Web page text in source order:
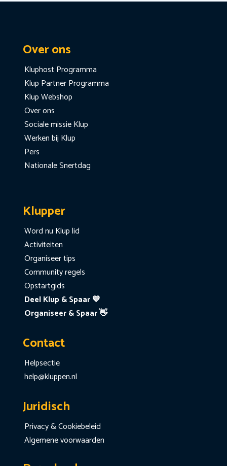
Over ons
Kluphost Programma
Klup Partner Programma
Klup Webshop
Over ons
Sociale missie Klup
Werken bij Klup
Pers
Nationale Snertdag
Klupper
Word nu Klup lid
Activiteiten
Organiseer tips
Community regels
Opstartgids
Deel Klup & Spaar 💙
Organiseer & Spaar 👋
Contact
Helpsectie
help@kluppen.nl
Juridisch
Privacy & Cookiebeleid
Algemene voorwaarden